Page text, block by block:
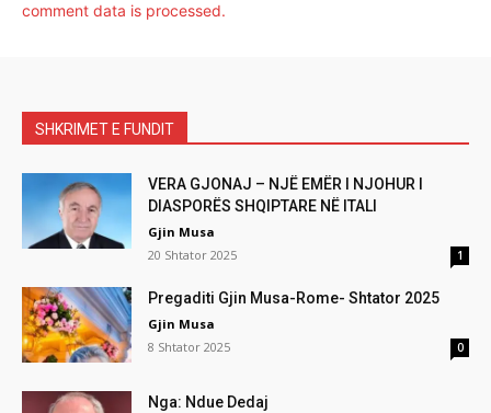
comment data is processed.
SHKRIMET E FUNDIT
VERA GJONAJ – NJË EMËR I NJOHUR I
DIASPORËS SHQIPTARE NË ITALI
Gjin Musa
20 Shtator 2025
1
Pregaditi Gjin Musa-Rome- Shtator 2025
Gjin Musa
8 Shtator 2025
0
Nga: Ndue Dedaj